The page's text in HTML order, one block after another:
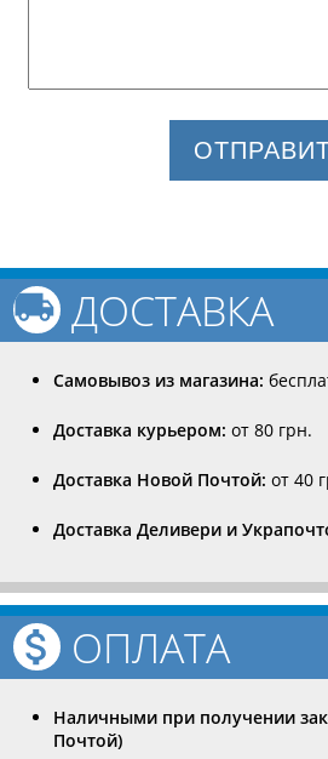
ДОСТАВКА
Самовывоз из магазина:
Доставка курьером: от 80 грн.
Доставка Новой Почтой: от 40
Доставка Деливери и
ОПЛАТА
Наличными при получении
Почтой)